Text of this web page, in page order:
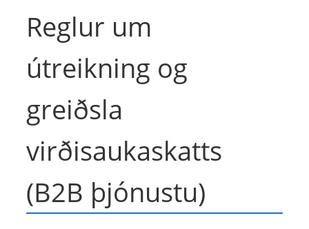
Reglur um
útreikning og
greiðsla
virðisaukaskatts
(B2B þjónustu)